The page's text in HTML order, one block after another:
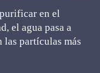
en el
el agua pasa a
partículas más